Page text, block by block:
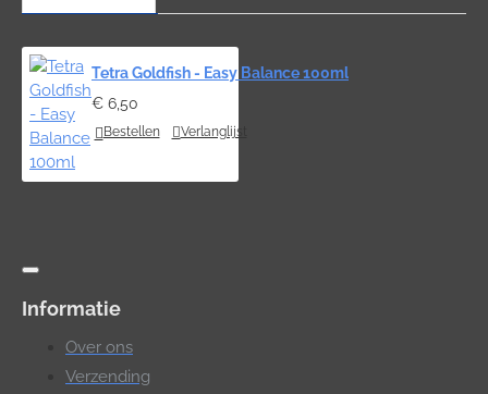
Tetra Goldfish - Easy Balance 100ml
€ 6,50
Bestellen Verlanglijst
Informatie
Over ons
Verzending